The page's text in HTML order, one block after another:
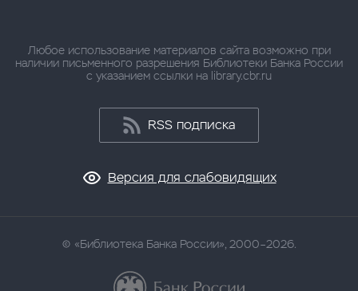
Любое использование материалов сайта возможно при
наличии письменного разрешения Библиотеки Банка России
с указанием ссылки на library.cbr.ru
RSS подписка
Версия для слабовидящих
«Библиотека Банка России», 2000–2026.